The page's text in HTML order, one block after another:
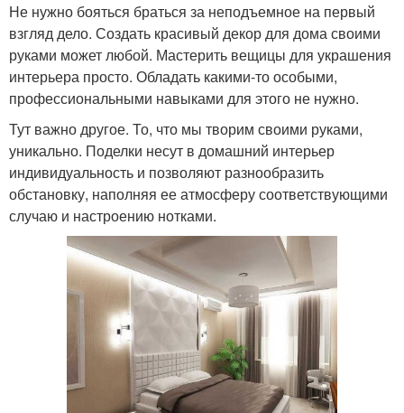
Не нужно бояться браться за неподъемное на первый
взгляд дело. Создать красивый декор для дома своими
руками может любой. Мастерить вещицы для украшения
интерьера просто. Обладать какими-то особыми,
профессиональными навыками для этого не нужно.
Тут важно другое. То, что мы творим своими руками,
уникально. Поделки несут в домашний интерьер
индивидуальность и позволяют разнообразить
обстановку, наполняя ее атмосферу соответствующими
случаю и настроению нотками.